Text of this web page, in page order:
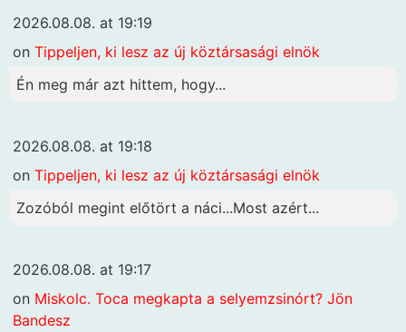
2026.08.08. at 19:19
on Tippeljen, ki lesz az új köztársasági elnök
Én meg már azt hittem, hogy...
2026.08.08. at 19:18
on Tippeljen, ki lesz az új köztársasági elnök
Zozóból megint előtört a náci...Most azért...
2026.08.08. at 19:17
on Miskolc. Toca megkapta a selyemzsinórt? Jön
Bandesz